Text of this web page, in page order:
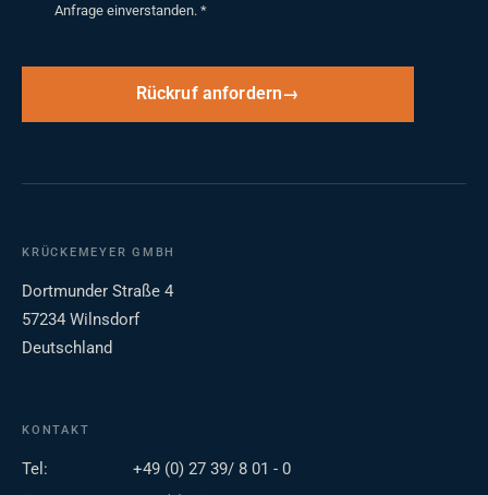
Anfrage einverstanden. *
Rückruf anfordern
KRÜCKEMEYER GMBH
Dortmunder Straße 4
57234 Wilnsdorf
Deutschland
KONTAKT
Tel:
+49 (0) 27 39/ 8 01 - 0